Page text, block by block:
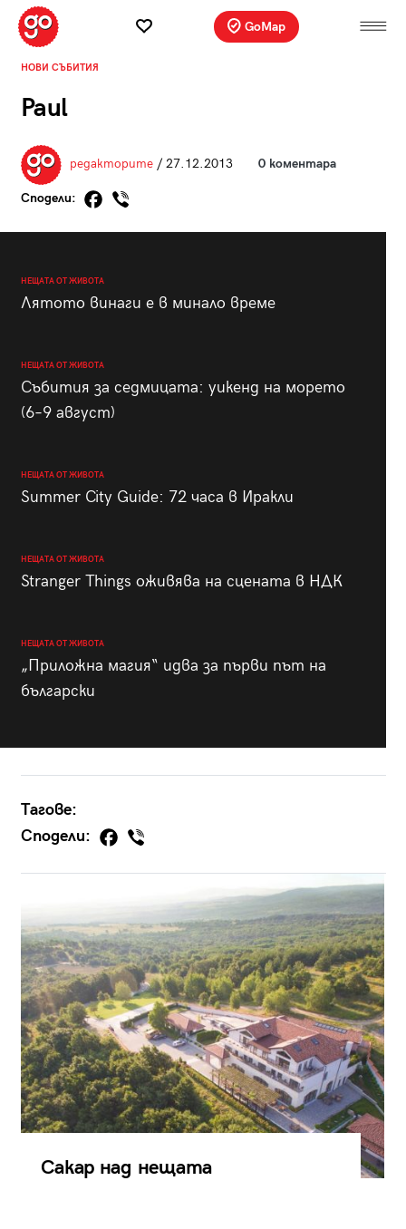
GoMap
НОВИ СЪБИТИЯ
Paul
редакторите/ 27.12.2013 0 коментара
Сподели:
НЕЩАТА ОТ ЖИВОТА
Лятото винаги е в минало време
НЕЩАТА ОТ ЖИВОТА
Събития за седмицата: уикенд на морето
(6–9 август)
НЕЩАТА ОТ ЖИВОТА
Summer City Guide: 72 часа в Иракли
НЕЩАТА ОТ ЖИВОТА
Stranger Things оживява на сцената в НДК
НЕЩАТА ОТ ЖИВОТА
„Приложна магия“ идва за първи път на
български
Тагове:
Сподели:
Сакар над нещата